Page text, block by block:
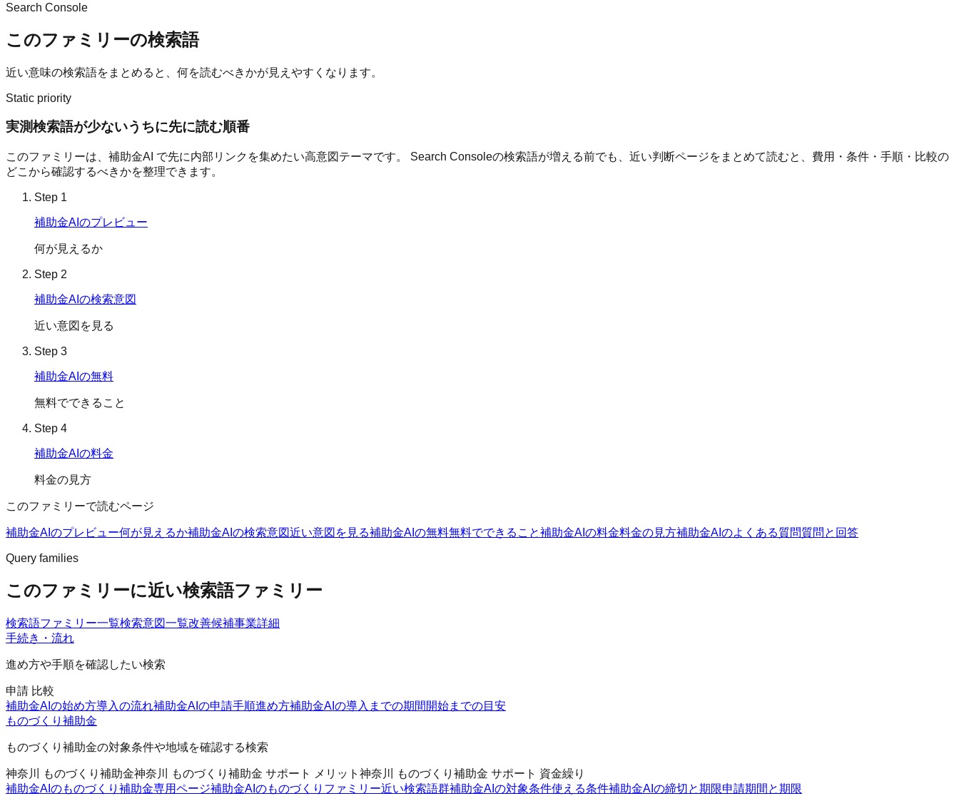
Search Console
このファミリーの検索語
近い意味の検索語をまとめると、何を読むべきかが見えやすくなります。
Static priority
実測検索語が少ないうちに先に読む順番
このファミリーは、 補助金AI で先に内部リンクを集めたい高意図テーマです。 Search Consoleの検索語が増える前でも、近い判断ページをまとめて読むと、費用・条件・手順・比較の
どこから確認するべきかを整理できます。
Step 1
補助金AIのプレビュー
何が見えるか
Step 2
補助金AIの検索意図
近い意図を見る
Step 3
補助金AIの無料
無料でできること
Step 4
補助金AIの料金
料金の見方
このファミリーで読むページ
補助金AIのプレビュー何が見えるか補助金AIの検索意図近い意図を見る補助金AIの無料無料でできること補助金AIの料金料金の見方補助金AIのよくある質問質問と回答
Query families
このファミリーに近い検索語ファミリー
検索語ファミリー一覧検索意図一覧改善候補事業詳細
手続き・流れ
進め方や手順を確認したい検索
申請 比較
補助金AIの始め方導入の流れ補助金AIの申請手順進め方補助金AIの導入までの期間 開始までの目安
ものづくり補助金
ものづくり補助金の対象条件や地域を確認する検索
神奈川 ものづくり補助金神奈川 ものづくり補助金 サポート メリット 神奈川 ものづくり補助金 サポート 資金繰り
補助金AIのものづくり補助金専用ページ補助金AIのものづくりファミリー近い検索語群補助金AIの対象条件使える条件補助金AIの締切と期限申請期間と期限